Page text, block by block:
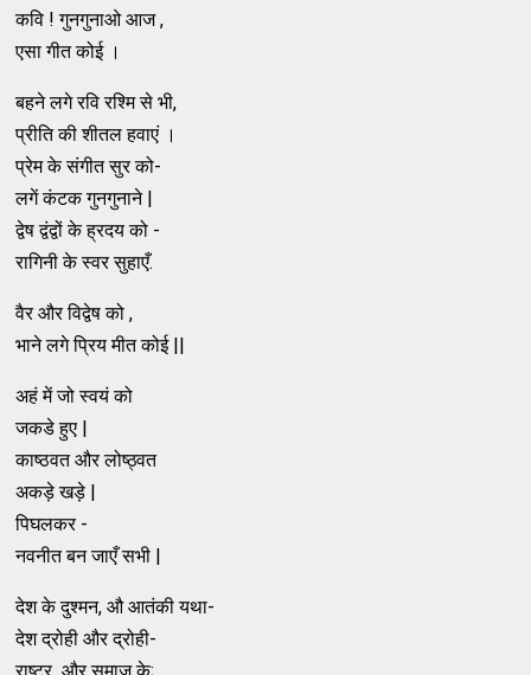
कवि ! गुनगुनाओ आज ,
एसा गीत कोई ।
बहने लगे रवि रश्मि से भी,
प्रीति की शीतल हवाएं ।
प्रेम के संगीत सुर को-
लगें कंटक गुनगुनाने |
द्वेष द्वंद्वों के ह्रदय को -
रागिनी के स्वर सुहाएँ.
वैर और विद्वेष को ,
भाने लगे प्रिय मीत कोई ||
अहं में जो स्वयं को
जकडे हुए |
काष्ठवत और लोष्ठ्वत
अकड़े खड़े |
पिघलकर -
नवनीत बन जाएँ सभी |
देश के दुश्मन, औ आतंकी यथा-
देश द्रोही और द्रोही-